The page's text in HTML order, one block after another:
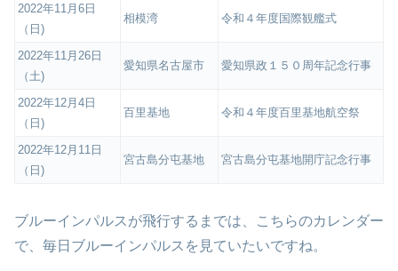
2022年11月6日
（日)
相模湾 令和４年度国際観艦式
2022年11月26日
（土)
愛知県名古屋市 愛知県政１５０周年記念行事
2022年12月4日
（日)
百里基地 令和４年度百里基地航空祭
2022年12月11日
（日)
宮古島分屯基地 宮古島分屯基地開庁記念行事
ブルーインパルスが飛行するまでは、こちらのカレンダー
で、毎日ブルーインパルスを見ていたいですね。